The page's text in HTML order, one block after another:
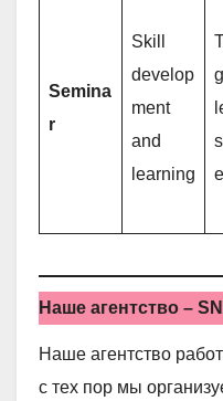
Semina
r
Skill
develop
ment
and
learning
Наше агентство –
Наше агентство
с тех пор мы